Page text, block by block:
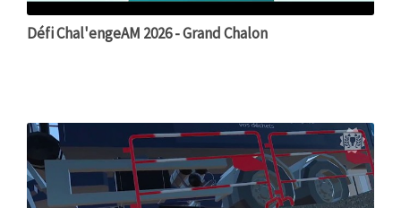
Défi Chal'engeAM 2026 - Grand Chalon